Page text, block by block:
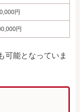
円
円
可能となっていま